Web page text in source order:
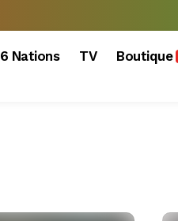
6 Nations TV Boutique